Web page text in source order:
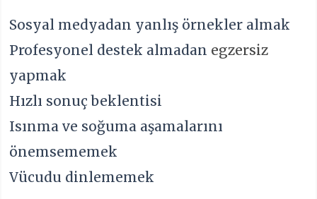
Sosyal medyadan yanlış örnekler almak
Profesyonel destek almadan egzersiz
yapmak
Hızlı sonuç beklentisi
Isınma ve soğuma aşamalarını
önemsememek
Vücudu dinlememek